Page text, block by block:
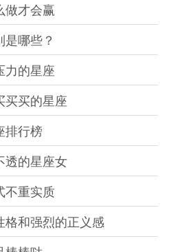
做才会赢
哪些？
力的星座
买买的星座
排行榜
透的星座女
不重实质
和强烈的正义感